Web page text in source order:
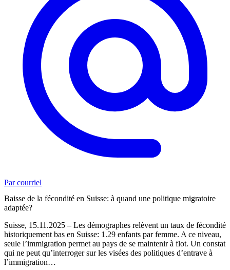
Par courriel
Baisse de la fécondité en Suisse: à quand une politique migratoire
adaptée?
Suisse, 15.11.2025 – Les démographes relèvent un taux de fécondité
historiquement bas en Suisse: 1.29 enfants par femme. A ce niveau,
seule l’immigration permet au pays de se maintenir à flot. Un constat
qui ne peut qu’interroger sur les visées des politiques d’entrave à
l’immigration…